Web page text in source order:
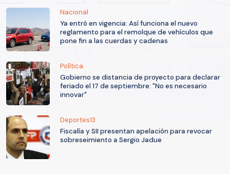
Nacional
Ya entró en vigencia: Así funciona el nuevo
reglamento para el remolque de vehículos que
pone fin a las cuerdas y cadenas
Política
Gobierno se distancia de proyecto para declarar
feriado el 17 de septiembre: "No es necesario
innovar"
Deportes13
Fiscalía y SII presentan apelación para revocar
sobreseimiento a Sergio Jadue